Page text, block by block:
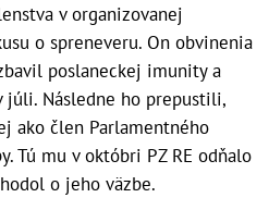
v organizovanej
o spreneveru. On obvinenia
poslaneckej imunity a
júli. Následne ho prepustili,
ako člen Parlamentného
Tú mu v októbri PZ RE odňalo
o jeho väzbe.